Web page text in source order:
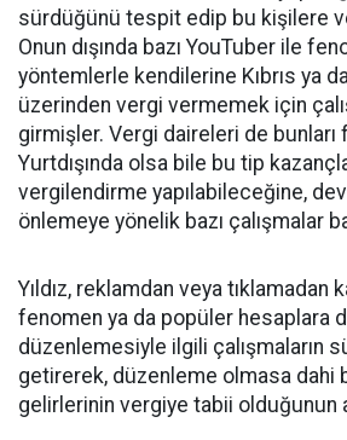
sürdüğünü tespit edip bu kişilere
Onun dışında bazı YouTuber ile
yöntemlerle kendilerine Kıbrıs ya
üzerinden vergi vermemek için
girmişler. Vergi daireleri de bunları
Yurtdışında olsa bile bu tip
vergilendirme yapılabileceğine,
önlemeye yönelik bazı çalışmalar
Yıldız, reklamdan veya tıklamadan
fenomen ya da popüler hesaplara
düzenlemesiyle ilgili çalışmaların
getirerek, düzenleme olmasa dahi
gelirlerinin vergiye tabii olduğunun